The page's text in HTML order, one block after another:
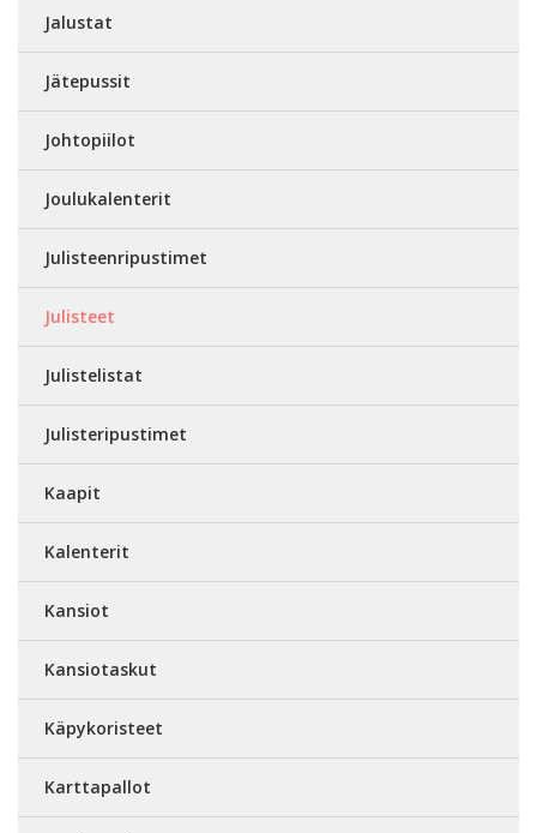
Jalustat
Jätepussit
Johtopiilot
Joulukalenterit
Julisteenripustimet
Julisteet
Julistelistat
Julisteripustimet
Kaapit
Kalenterit
Kansiot
Kansiotaskut
Käpykoristeet
Karttapallot